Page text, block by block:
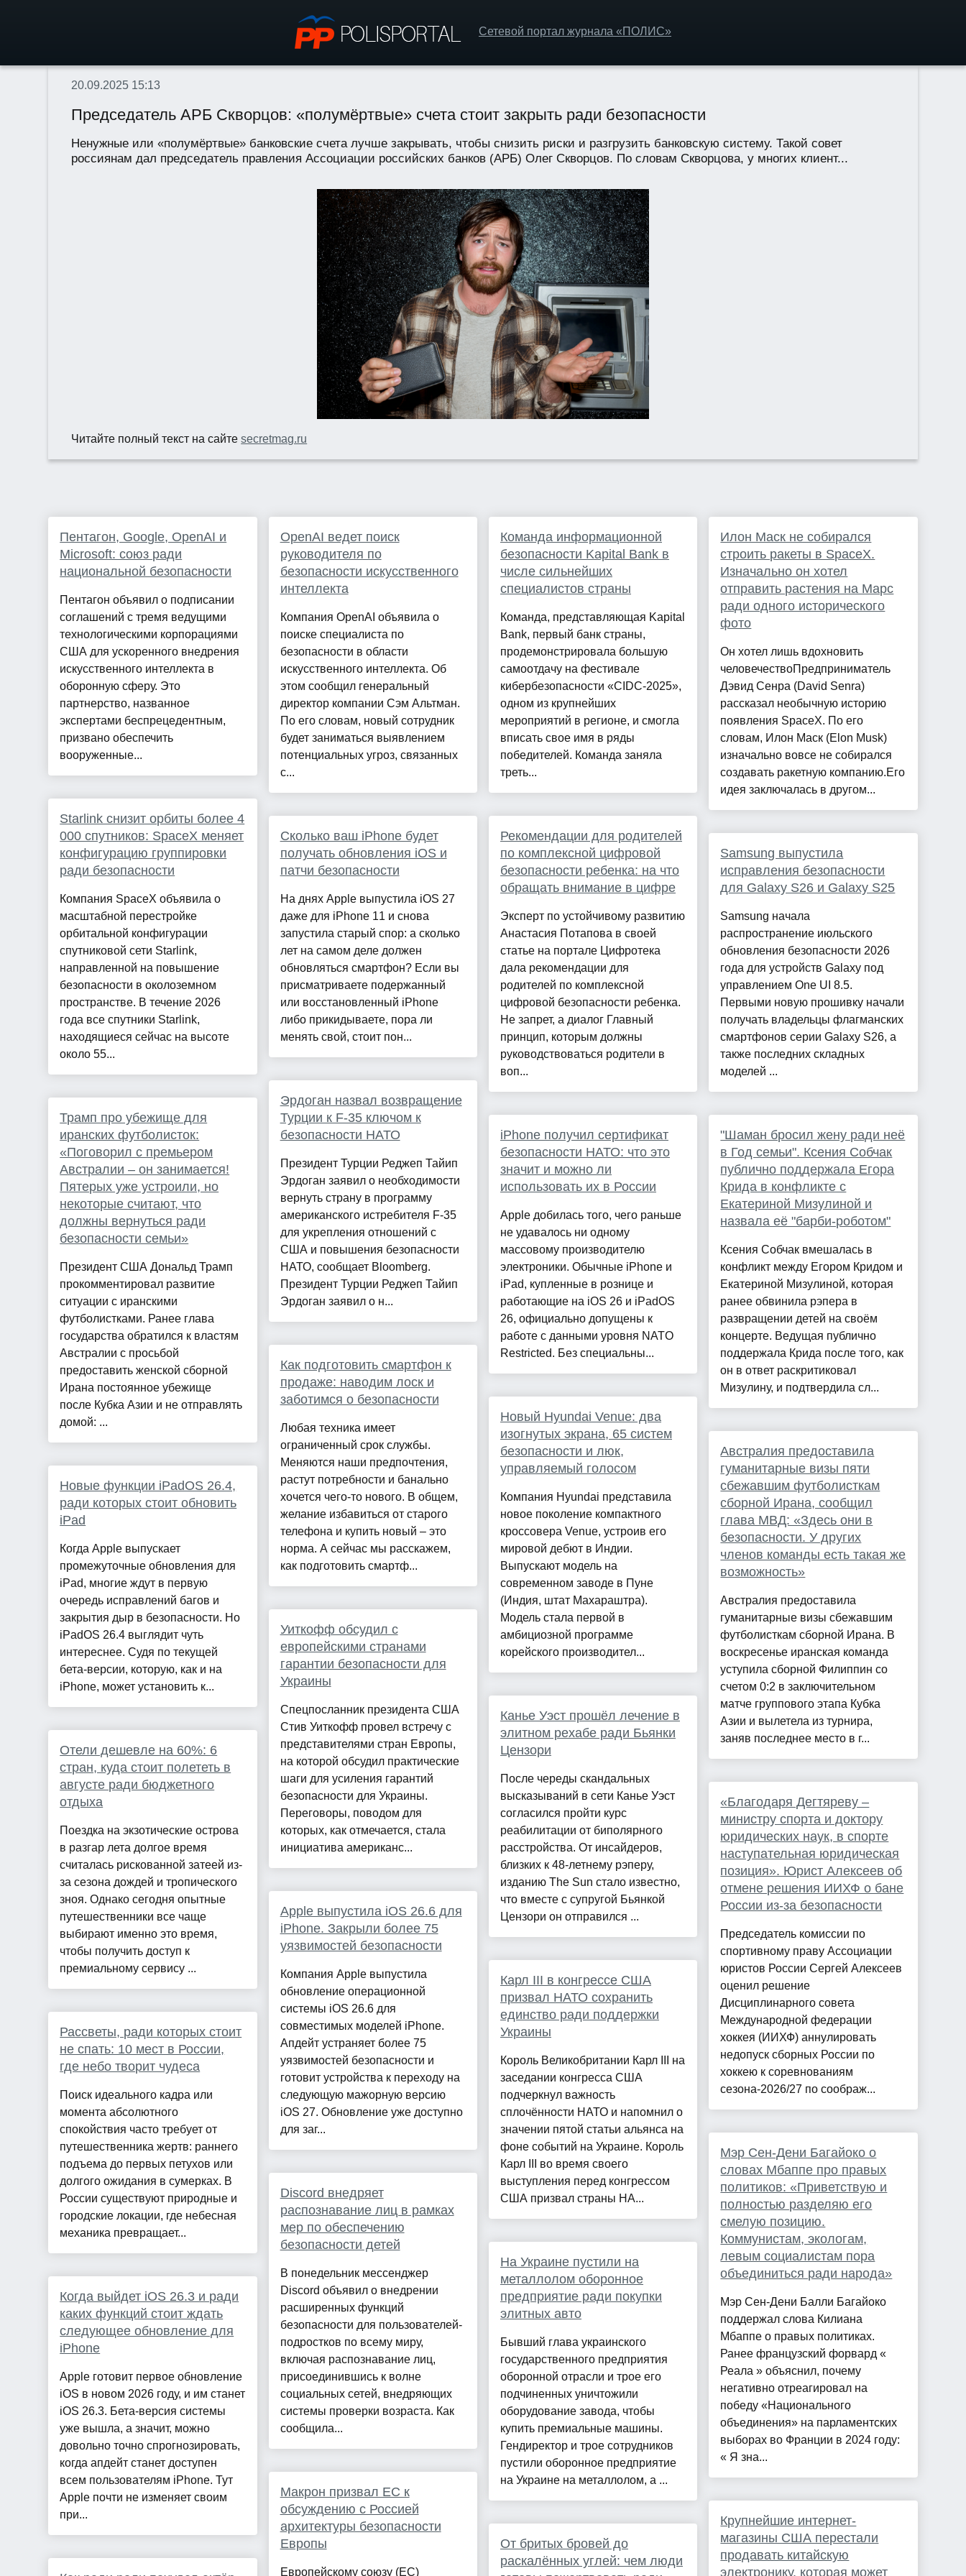
Сетевой портал журнала «ПОЛИС»
20.09.2025 15:13
Председатель АРБ Скворцов: «полумёртвые» счета стоит закрыть ради безопасности
Ненужные или «полумёртвые» банковские счета лучше закрывать, чтобы снизить риски и разгрузить банковскую систему. Такой совет
россиянам дал председатель правления Ассоциации российских банков (АРБ) Олег Скворцов. По словам Скворцова, у многих клиент...
Читайте полный текст на сайтеsecretmag.ru
Пентагон, Google, OpenAI и
Microsoft: союз ради
национальной безопасности
Пентагон объявил о подписании
соглашений с тремя ведущими
технологическими корпорациями
США для ускоренного внедрения
искусственного интеллекта в
оборонную сферу. Это
партнерство, названное
экспертами беспрецедентным,
призвано обеспечить
вооруженные...
Starlink снизит орбиты более 4
000 спутников: SpaceX меняет
конфигурацию группировки
ради безопасности
Компания SpaceX объявила о
масштабной перестройке
орбитальной конфигурации
спутниковой сети Starlink,
направленной на повышение
безопасности в околоземном
пространстве. В течение 2026
года все спутники Starlink,
находящиеся сейчас на высоте
около 55...
Трамп про убежище для
иранских футболисток:
«Поговорил с премьером
Австралии – он занимается!
Пятерых уже устроили, но
некоторые считают, что
должны вернуться ради
безопасности семьи»
Президент США Дональд Трамп
прокомментировал развитие
ситуации с иранскими
футболистками. Ранее глава
государства обратился к властям
Австралии с просьбой
предоставить женской сборной
Ирана постоянное убежище
после Кубка Азии и не отправлять
домой: ...
Новые функции iPadOS 26.4,
ради которых стоит обновить
iPad
Когда Apple выпускает
промежуточные обновления для
iPad, многие ждут в первую
очередь исправлений багов и
закрытия дыр в безопасности. Но
iPadOS 26.4 выглядит чуть
интереснее. Судя по текущей
бета-версии, которую, как и на
iPhone, может установить к...
Отели дешевле на 60%: 6
стран, куда стоит полететь в
августе ради бюджетного
отдыха
Поездка на экзотические острова
в разгар лета долгое время
считалась рискованной затеей из-
за сезона дождей и тропического
зноя. Однако сегодня опытные
путешественники все чаще
выбирают именно это время,
чтобы получить доступ к
премиальному сервису ...
Рассветы, ради которых стоит
не спать: 10 мест в России,
где небо творит чудеса
Поиск идеального кадра или
момента абсолютного
спокойствия часто требует от
путешественника жертв: раннего
подъема до первых петухов или
долгого ожидания в сумерках. В
России существуют природные и
городские локации, где небесная
механика превращает...
Когда выйдет iOS 26.3 и ради
каких функций стоит ждать
следующее обновление для
iPhone
Apple готовит первое обновление
iOS в новом 2026 году, и им станет
iOS 26.3. Бета-версия системы
уже вышла, а значит, можно
довольно точно спрогнозировать,
когда апдейт станет доступен
всем пользователям iPhone. Тут
Apple почти не изменяет своим
при...
OpenAI ведет поиск
руководителя по
безопасности искусственного
интеллекта
Компания OpenAI объявила о
поиске специалиста по
безопасности в области
искусственного интеллекта. Об
этом сообщил генеральный
директор компании Сэм Альтман.
По его словам, новый сотрудник
будет заниматься выявлением
потенциальных угроз, связанных
с...
Сколько ваш iPhone будет
получать обновления iOS и
патчи безопасности
На днях Apple выпустила iOS 27
даже для iPhone 11 и снова
запустила старый спор: а сколько
лет на самом деле должен
обновляться смартфон? Если вы
присматриваете подержанный
или восстановленный iPhone
либо прикидываете, пора ли
менять свой, стоит пон...
Эрдоган назвал возвращение
Турции к F-35 ключом к
безопасности НАТО
Президент Турции Реджеп Тайип
Эрдоган заявил о необходимости
вернуть страну в программу
американского истребителя F-35
для укрепления отношений с
США и повышения безопасности
НАТО, сообщает Bloomberg.
Президент Турции Реджеп Тайип
Эрдоган заявил о н...
Как подготовить смартфон к
продаже: наводим лоск и
заботимся о безопасности
Любая техника имеет
ограниченный срок службы.
Меняются наши предпочтения,
растут потребности и банально
хочется чего-то нового. В общем,
желание избавиться от старого
телефона и купить новый – это
норма. А сейчас мы расскажем,
как подготовить смартф...
Уиткофф обсудил с
европейскими странами
гарантии безопасности для
Украины
Спецпосланник президента США
Стив Уиткофф провел встречу с
представителями стран Европы,
на которой обсудил практические
шаги для усиления гарантий
безопасности для Украины.
Переговоры, поводом для
которых, как отмечается, стала
инициатива американс...
Apple выпустила iOS 26.6 для
iPhone. Закрыли более 75
уязвимостей безопасности
Компания Apple выпустила
обновление операционной
системы iOS 26.6 для
совместимых моделей iPhone.
Апдейт устраняет более 75
уязвимостей безопасности и
готовит устройства к переходу на
следующую мажорную версию
iOS 27. Обновление уже доступно
для заг...
Discord внедряет
распознавание лиц в рамках
мер по обеспечению
безопасности детей
В понедельник мессенджер
Discord объявил о внедрении
расширенных функций
безопасности для пользователей-
подростков по всему миру,
включая распознавание лиц,
присоединившись к волне
социальных сетей, внедряющих
системы проверки возраста. Как
сообщила...
Макрон призвал ЕС к
обсуждению с Россией
архитектуры безопасности
Европы
Европейскому союзу (ЕС)
Команда информационной
безопасности Kapital Bank в
числе сильнейших
специалистов страны
Команда, представляющая Kapital
Bank, первый банк страны,
продемонстрировала большую
самоотдачу на фестивале
кибербезопасности «CIDC-2025»,
одном из крупнейших
мероприятий в регионе, и смогла
вписать свое имя в ряды
победителей. Команда заняла
треть...
Рекомендации для родителей
по комплексной цифровой
безопасности ребенка: на что
обращать внимание в цифре
Эксперт по устойчивому развитию
Анастасия Потапова в своей
статье на портале Цифротека
дала рекомендации для
родителей по комплексной
цифровой безопасности ребенка.
Не запрет, а диалог Главный
принцип, которым должны
руководствоваться родители в
воп...
iPhone получил сертификат
безопасности НАТО: что это
значит и можно ли
использовать их в России
Apple добилась того, чего раньше
не удавалось ни одному
массовому производителю
электроники. Обычные iPhone и
iPad, купленные в рознице и
работающие на iOS 26 и iPadOS
26, официально допущены к
работе с данными уровня NATO
Restricted. Без специальны...
Новый Hyundai Venue: два
изогнутых экрана, 65 систем
безопасности и люк,
управляемый голосом
Компания Hyundai представила
новое поколение компактного
кроссовера Venue, устроив его
мировой дебют в Индии.
Выпускают модель на
современном заводе в Пуне
(Индия, штат Махараштра).
Модель стала первой в
амбициозной программе
корейского производител...
Канье Уэст прошёл лечение в
элитном рехабе ради Бьянки
Цензори
После череды скандальных
высказываний в сети Канье Уэст
согласился пройти курс
реабилитации от биполярного
расстройства. От инсайдеров,
близких к 48-летнему рэперу,
изданию The Sun стало известно,
что вместе с супругой Бьянкой
Цензори он отправился ...
Карл III в конгрессе США
призвал НАТО сохранить
единство ради поддержки
Украины
Король Великобритании Карл III на
заседании конгресса США
подчеркнул важность
сплочённости НАТО и напомнил о
значении пятой статьи альянса на
фоне событий на Украине. Король
Карл III во время своего
выступления перед конгрессом
США призвал страны НА...
На Украине пустили на
металлолом оборонное
предприятие ради покупки
элитных авто
Бывший глава украинского
государственного предприятия
оборонной отрасли и трое его
подчиненных уничтожили
оборудование завода, чтобы
купить премиальные машины.
Гендиректор и трое сотрудников
пустили оборонное предприятие
на Украине на металлолом, а ...
От бритых бровей до
раскалённых углей: чем люди
Илон Маск не собирался
строить ракеты в SpaceX.
Изначально он хотел
отправить растения на Марс
ради одного исторического
фото
Он хотел лишь вдохновить
человечествоПредприниматель
Дэвид Сенра (David Senra)
рассказал необычную историю
появления SpaceX. По его
словам, Илон Маск (Elon Musk)
изначально вовсе не собирался
создавать ракетную компанию.Его
идея заключалась в другом...
Samsung выпустила
исправления безопасности
для Galaxy S26 и Galaxy S25
Samsung начала
распространение июльского
обновления безопасности 2026
года для устройств Galaxy под
управлением One UI 8.5.
Первыми новую прошивку начали
получать владельцы флагманских
смартфонов серии Galaxy S26, а
также последних складных
моделей ...
"Шаман бросил жену ради неё
в Год семьи". Ксения Собчак
публично поддержала Егора
Крида в конфликте с
Екатериной Мизулиной и
назвала её "барби-роботом"
Ксения Собчак вмешалась в
конфликт между Егором Кридом и
Екатериной Мизулиной, которая
ранее обвинила рэпера в
развращении детей на своём
концерте. Ведущая публично
поддержала Крида после того, как
он в ответ раскритиковал
Мизулину, и подтвердила сл...
Австралия предоставила
гуманитарные визы пяти
сбежавшим футболисткам
сборной Ирана, сообщил
глава МВД: «Здесь они в
безопасности. У других
членов команды есть такая же
возможность»
Австралия предоставила
гуманитарные визы сбежавшим
футболисткам сборной Ирана. В
воскресенье иранская команда
уступила сборной Филиппин со
счетом 0:2 в заключительном
матче группового этапа Кубка
Азии и вылетела из турнира,
заняв последнее место в г...
«Благодаря Дегтяреву –
министру спорта и доктору
юридических наук, в спорте
наступательная юридическая
позиция». Юрист Алексеев об
отмене решения ИИХФ о бане
России из-за безопасности
Председатель комиссии по
спортивному праву Ассоциации
юристов России Сергей Алексеев
оценил решение
Дисциплинарного совета
Международной федерации
хоккея (ИИХФ) аннулировать
недопуск сборных России по
хоккею к соревнованиям
сезона-2026/27 по соображ...
Мэр Сен-Дени Багайоко о
словах Мбаппе про правых
политиков: «Приветствую и
полностью разделяю его
смелую позицию.
Коммунистам, экологам,
левым социалистам пора
объединиться ради народа»
Мэр Сен-Дени Балли Багайоко
поддержал слова Килиана
Мбаппе о правых политиках.
Ранее французский форвард «
Реала » объяснил, почему
негативно отреагировал на
победу «Национального
объединения» на парламентских
выборах во Франции в 2024 году:
« Я зна...
Крупнейшие интернет-
магазины США перестали
продавать китайскую
электронику, которая может